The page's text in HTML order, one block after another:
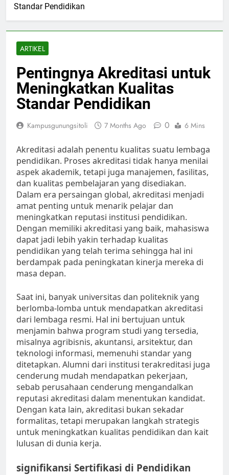
Standar Pendidikan
ARTIKEL
Pentingnya Akreditasi untuk
Meningkatkan Kualitas
Standar Pendidikan
Kampusgunungsitoli 7 Months Ago 0 6 Mins
Akreditasi adalah penentu kualitas suatu lembaga
pendidikan. Proses akreditasi tidak hanya menilai
aspek akademik, tetapi juga manajemen, fasilitas,
dan kualitas pembelajaran yang disediakan.
Dalam era persaingan global, akreditasi menjadi
amat penting untuk menarik pelajar dan
meningkatkan reputasi institusi pendidikan.
Dengan memiliki akreditasi yang baik, mahasiswa
dapat jadi lebih yakin terhadap kualitas
pendidikan yang telah terima sehingga hal ini
berdampak pada peningkatan kinerja mereka di
masa depan.
Saat ini, banyak universitas dan politeknik yang
berlomba-lomba untuk mendapatkan akreditasi
dari lembaga resmi. Hal ini bertujuan untuk
menjamin bahwa program studi yang tersedia,
misalnya agribisnis, akuntansi, arsitektur, dan
teknologi informasi, memenuhi standar yang
ditetapkan. Alumni dari institusi terakreditasi juga
cenderung mudah mendapatkan pekerjaan,
sebab perusahaan cenderung mengandalkan
reputasi akreditasi dalam menentukan kandidat.
Dengan kata lain, akreditasi bukan sekadar
formalitas, tetapi merupakan langkah strategis
untuk meningkatkan kualitas pendidikan dan kait
lulusan di dunia kerja.
signifikansi Sertifikasi di Pendidikan